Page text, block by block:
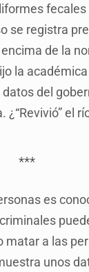
se registra
de la
la académica
datos del
el
***
es
matar a las
unos